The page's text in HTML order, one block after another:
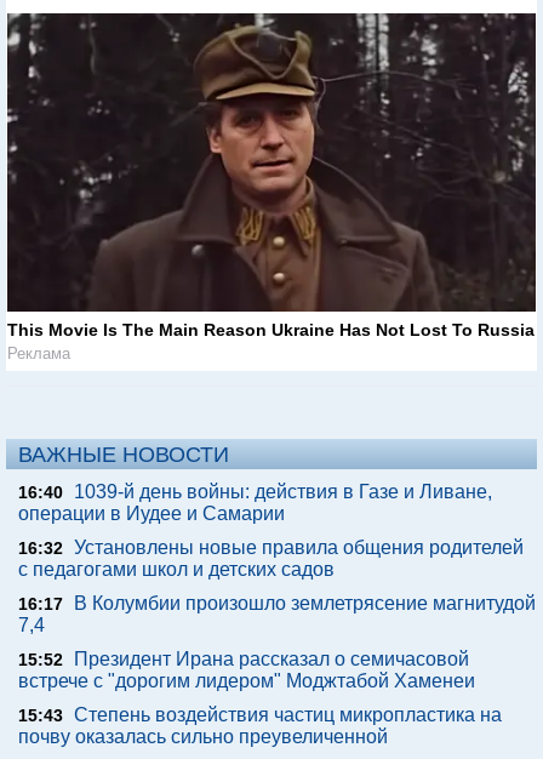
This Movie Is The Main Reason Ukraine Has Not Lost To Russia
Реклама
ВАЖНЫЕ НОВОСТИ
16:40
1039-й день войны: действия в Газе и Ливане,
операции в Иудее и Самарии
16:32 Установлены новые правила общения родителей
с педагогами школ и детских садов
16:17
В Колумбии произошло землетрясение магнитудой
7,4
15:52
Президент Ирана рассказал о семичасовой
встрече с "дорогим лидером" Моджтабой Хаменеи
15:43 Степень воздействия частиц микропластика на
почву оказалась сильно преувеличенной